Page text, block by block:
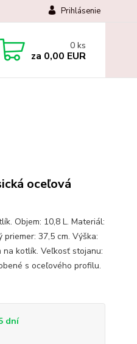
Prihlásenie
0 ks
za 0,00 EUR
oceľová
Objem: 10,8 L. Materiál:
37,5 cm. Výška:
kotlík. Veľkosť stojanu:
s oceľového profilu.
dní